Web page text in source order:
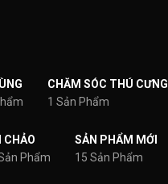
CHĂM SÓC THÚ CƯNG
1 Sản Phẩm
CHẢO
Phẩm
SẢN PHẨM MỚI
15 Sản Phẩm